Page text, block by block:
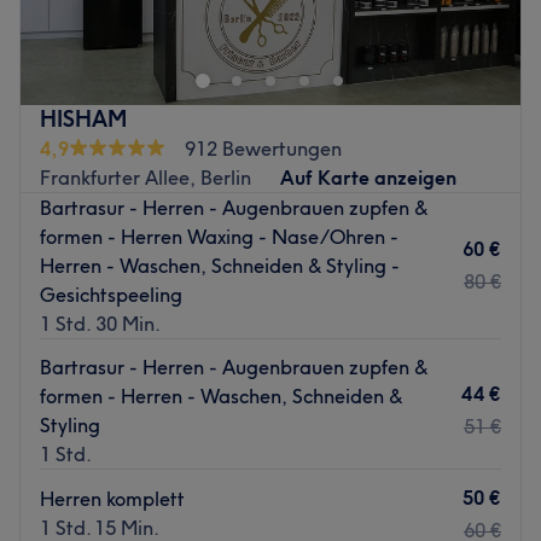
hast du einfach mal Lust auf eine Veränderung? Bei Josh
Flagg Studio in Berlin-Friedrichshain bist du dafür genau
an der richtigen Adresse.
Nächste öffentliche Verkehrsmittel:
Die Station Neue Bahnhofstr. ist nur wenige Gehminuten
entfernt.
Das Team:
Das Dream-Team hat sein Hobby zum Beruf gemacht und
steckt sein ganzes Herzblut in die Arbeit.
Was uns an dem Salon gefällt:
Atmosphäre: Authentisch, freundlich.
Expertise: Bartrasur & Styling.
Produkte und Produktmarken: Vegane, tierversuchsfreie
und organische Produkte.
Extras: Kalte Getränke gehen aufs Haus.
Zurück zur Salonansicht
HISHAM
4,9
912 Bewertungen
Frankfurter Allee, Berlin
Auf Karte anzeigen
Bartrasur - Herren - Augenbrauen zupfen &
formen - Herren Waxing - Nase/Ohren -
Herren - Waschen, Schneiden & Styling -
Gesichtspeeling
1 Std. 30 Min.
60 €
80 €
Bartrasur - Herren - Augenbrauen zupfen &
formen - Herren - Waschen, Schneiden &
Styling
1 Std.
44 €
51 €
Herren komplett
1 Std. 15 Min.
50 €
60 €